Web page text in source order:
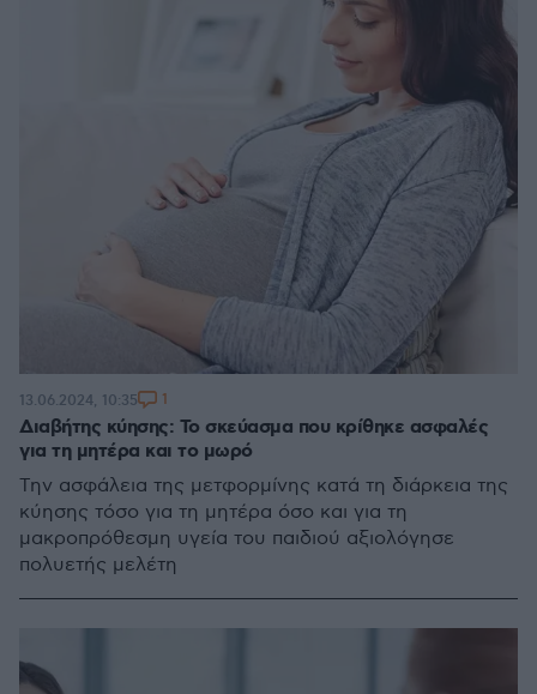
Διαβήτης κύησης: Το σκεύασμα που κρίθηκε ασφαλές
για τη μητέρα και το μωρό
Την ασφάλεια της μετφορμίνης κατά τη διάρκεια της
κύησης τόσο για τη μητέρα όσο και για τη
μακροπρόθεσμη υγεία του παιδιού αξιολόγησε
πολυετής μελέτη
13.06.2024, 10:35 1